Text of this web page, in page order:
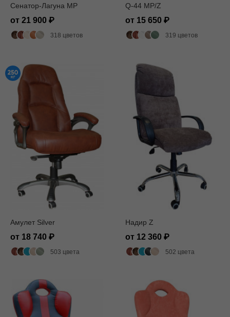
Сенатор-Лагуна MP
от 21 900
318 цветов
Q-44 MP/Z
от 15 650
319 цветов
Амулет Silver
от 18 740
503 цвета
Надир Z
от 12 360
502 цвета